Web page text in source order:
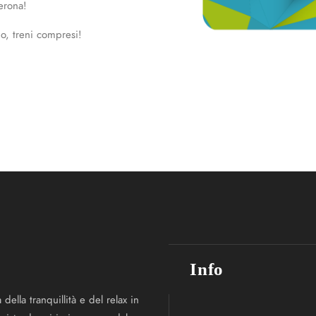
treni compresi!
della tranquillità e del relax in
Info